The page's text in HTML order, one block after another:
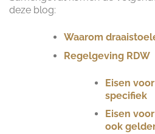
deze blog:
Waarom
Regelgeving RDW
Eisen
specifiek
Eisen
ook